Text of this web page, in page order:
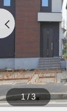
1 / 3